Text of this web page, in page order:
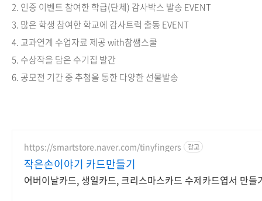
2. 인증 이벤트 참여한 학급(단체) 감사박스 발송 EVENT
3. 많은 학생 참여한 학교에 감사트럭 출동 EVENT
4. 교과연계 수업자료 제공 with참쌤스쿨
5. 수상작을 담은 수기집 발간
6. 공모전 기간 중 추첨을 통한 다양한 선물발송
https://smartstore.naver.com/tinyfingers 광고
작은손이야기 카드만들기
어버이날카드, 생일카드, 크리스마스카드 수제카드엽서 만들